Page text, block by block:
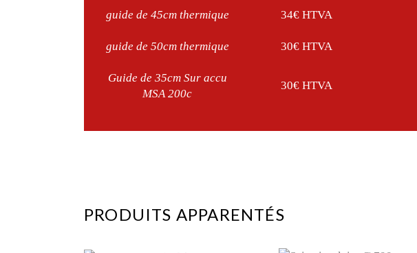
guide de 45cm thermique 34€ HTVA
guide de 50cm thermique 30€ HTVA
Guide de 35cm Sur accu
MSA 200c
30€ HTVA
PRODUITS APPARENTÉS